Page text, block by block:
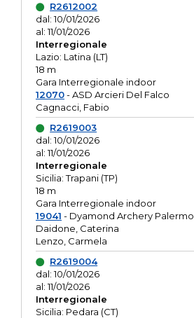
R2612002
dal: 10/01/2026
al: 11/01/2026
Interregionale
Lazio: Latina (LT)
18 m
Gara Interregionale indoor
12070- ASD Arcieri Del Falco
Cagnacci, Fabio
R2619003
dal: 10/01/2026
al: 11/01/2026
Interregionale
Sicilia: Trapani (TP)
18 m
Gara Interregionale indoor
19041 - Dyamond Archery Palermo
Daidone, Caterina
Lenzo, Carmela
R2619004
dal: 10/01/2026
al: 11/01/2026
Interregionale
Sicilia: Pedara (CT)